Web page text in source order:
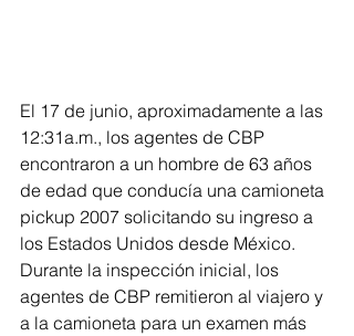
El 17 de junio, aproximadamente a las
12:31a.m., los agentes de CBP
encontraron a un hombre de 63 años
de edad que conducía una camioneta
pickup 2007 solicitando su ingreso a
los Estados Unidos desde México.
Durante la inspección inicial, los
agentes de CBP remitieron al viajero y
a la camioneta para un examen más